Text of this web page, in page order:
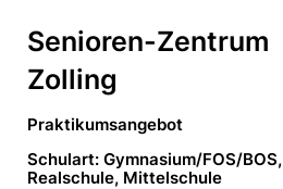
Senioren-Zentrum
Zolling
Praktikumsangebot
Schulart: Gymnasium/FOS/BOS,
Realschule, Mittelschule